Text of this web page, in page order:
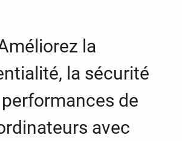
la
la sécurité
de
avec